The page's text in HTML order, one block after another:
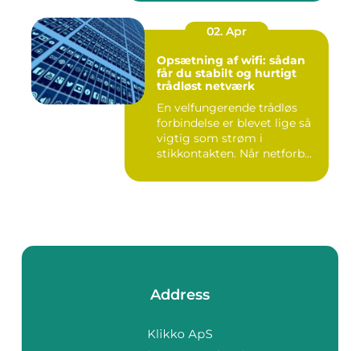
02. Apr
Opsætning af wifi: sådan
får du stabilt og hurtigt
trådløst netværk
En velfungerende trådløs
forbindelse er blevet lige så
vigtig som strøm i
stikkontakten. Når netforb...
Address